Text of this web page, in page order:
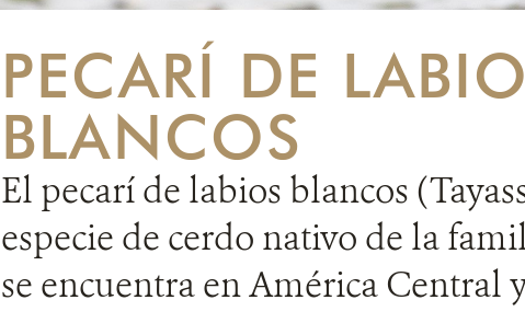
PECARÍ DE
BLANCOS
El pecarí de labios blancos
especie de cerdo nativo de la
se encuentra en América Central